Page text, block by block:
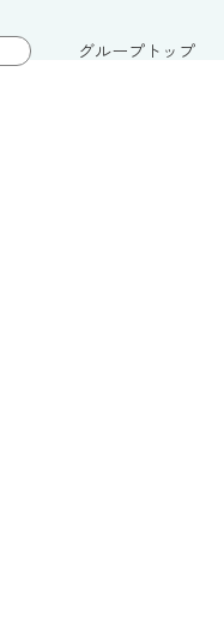
グループトップ